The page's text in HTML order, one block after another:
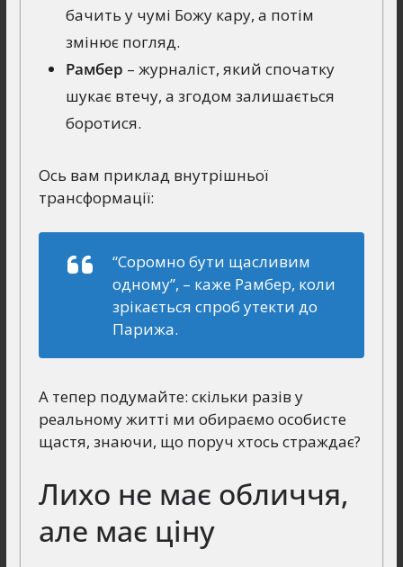
бачить у чумі Божу кару, а потім
змінює погляд.
Рамбер – журналіст, який спочатку
шукає втечу, а згодом залишається
боротися.
Ось вам приклад внутрішньої
трансформації:
“Соромно бути щасливим
одному”, – каже Рамбер, коли
зрікається спроб утекти до
Парижа.
А тепер подумайте: скільки разів у
реальному житті ми обираємо особисте
щастя, знаючи, що поруч хтось страждає?
Лихо не має обличчя,
але має ціну